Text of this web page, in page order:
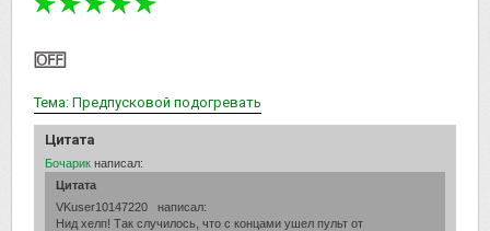
Тема: Предпусковой подогревать
Цитата
Бочарик написал:
Цитата
VKuser10147220 написал:
Нид хелп! Так случилось, что с концами ушел пульт от